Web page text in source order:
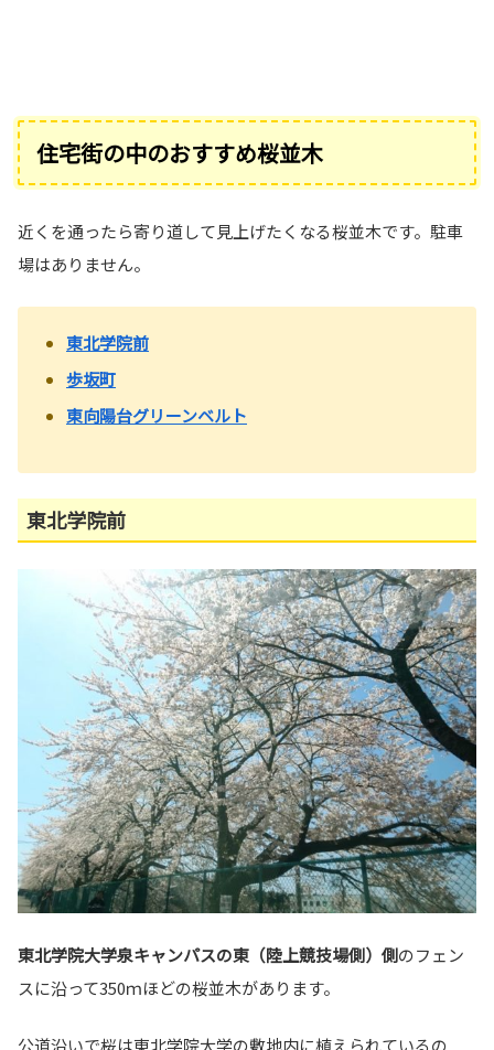
住宅街の中のおすすめ桜並木
近くを通ったら寄り道して見上げたくなる桜並木です。駐車
場はありません。
東北学院前
歩坂町
東向陽台グリーンベルト
東北学院前
東北学院大学泉キャンパスの東（陸上競技場側）側のフェン
スに沿って350ｍほどの桜並木があります。
公道沿いで桜は東北学院大学の敷地内に植えられているの